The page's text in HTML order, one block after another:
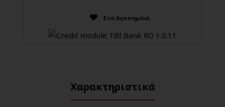
Στα Αγαπημένα
Χαρακτηριστικά